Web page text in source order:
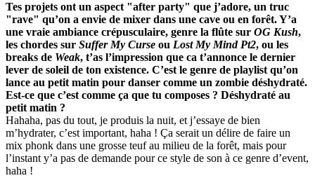
Tes projets ont un aspect "after party" que j’adore, un truc
"rave" qu’on a envie de mixer dans une cave ou en forêt. Y’a
une vraie ambiance crépusculaire, genre la flûte sur OG Kush,
les chordes sur Suffer My Curse ou Lost My Mind Pt2, ou les
breaks de Weak, t’as l’impression que ca t’annonce le dernier
lever de soleil de ton existence. C’est le genre de playlist qu’on
lance au petit matin pour danser comme un zombie déshydraté.
Est-ce que c’est comme ça que tu composes ? Déshydraté au
petit matin ?
Hahaha, pas du tout, je produis la nuit, et j’essaye de bien
m’hydrater, c’est important, haha ! Ça serait un délire de faire un
mix phonk dans une grosse teuf au milieu de la forêt, mais pour
l’instant y’a pas de demande pour ce style de son à ce genre d’event,
haha !